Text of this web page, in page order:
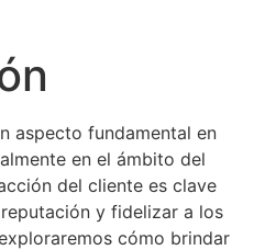
aspecto fundamental en
en el ámbito del
del cliente es clave
y fidelizar a los
cómo brindar